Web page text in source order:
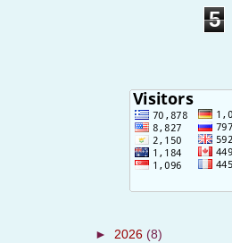
5
►2026(8)